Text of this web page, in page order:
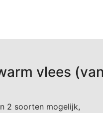
vlees
2 soorten mogelijk,